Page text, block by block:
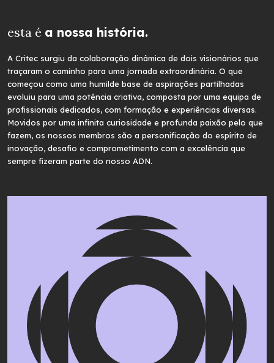
necessidades concretas de cada
organização.
esta é a nossa história.
A Critec surgiu da colaboração dinâmica de dois visionários que
traçaram o caminho para uma jornada extraordinária. O que
começou como uma humilde base de aspirações partilhadas
evoluiu para uma potência criativa, composta por uma equipa de
profissionais dedicados, com formação e experiências diversas.
Movidos por uma infinita curiosidade e profunda paixão pelo que
fazem, os nossos membros são a personificação do espírito de
inovação, desafio e comprometimento com a excelência que
sempre fizeram parte do nosso ADN.